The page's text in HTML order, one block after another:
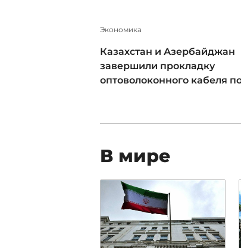
Экономика
Казахстан и Азербайджан
завершили прокладку
оптоволоконного кабеля
В мире